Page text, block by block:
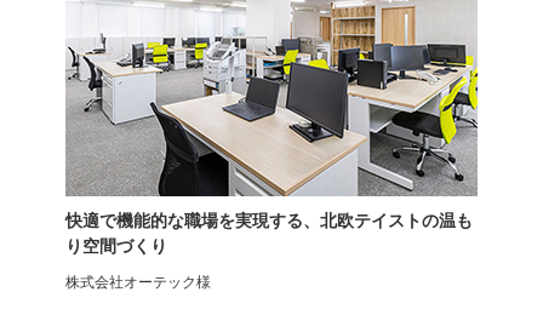
オフィスチェア
ラクシア2
オフィスチェア
DPチェア
快適で機能的な職場を実現する、北欧テイストの温も
り空間づくり
株式会社オーテック様